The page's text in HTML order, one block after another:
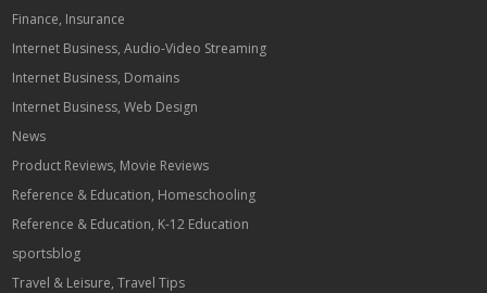
Finance, Insurance
Internet Business, Audio-Video Streaming
Internet Business, Domains
Internet Business, Web Design
News
Product Reviews, Movie Reviews
Reference & Education, Homeschooling
Reference & Education, K-12 Education
sportsblog
Travel & Leisure, Travel Tips